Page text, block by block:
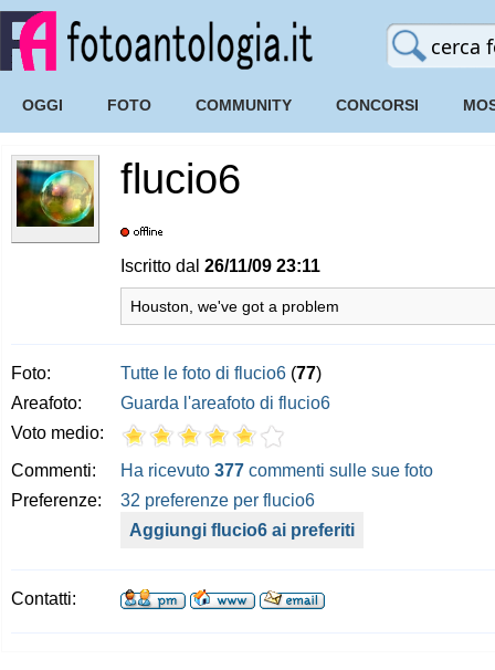
OGGI FOTO COMMUNITY CONCORSI
flucio6
Iscritto dal 26/11/09 23:11
Houston, we've got a problem
Foto: Tutte le foto di flucio6 (77)
Areafoto:
Guarda l'areafoto di flucio6
Voto medio:
Commenti:
Ha ricevuto 377 commenti sulle sue foto
Preferenze:
32 preferenze per flucio6
Aggiungi flucio6 ai preferiti
Contatti: